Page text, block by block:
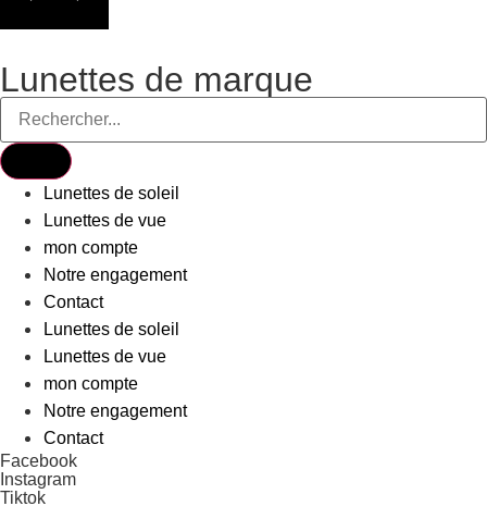
Lunettes de marque
Lunettes de soleil
Lunettes de vue
mon compte
Notre engagement
Contact
Lunettes de soleil
Lunettes de vue
mon compte
Notre engagement
Contact
Facebook
Instagram
Tiktok